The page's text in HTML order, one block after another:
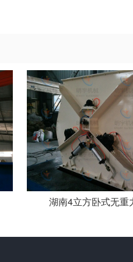
湖南4立方卧式无重